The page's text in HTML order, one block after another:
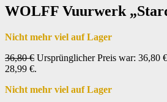
WOLFF Vuurwerk
Nicht mehr viel auf Lager
36,80€ Ursprünglicher Preis war: 36,80 €
28,99 €.
Nicht mehr viel auf Lager